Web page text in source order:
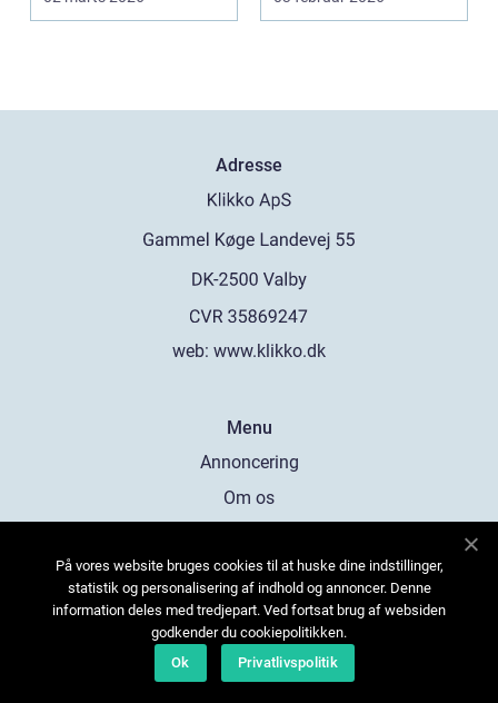
Adresse
web: www.klikko.dk
Menu
Annoncering
Om os
Kontakt os
Sitemap
På vores website bruges cookies til at huske dine indstillinger,
statistik og personalisering af indhold og annoncer. Denne
information deles med tredjepart. Ved fortsat brug af websiden
godkender du cookiepolitikken.
Ok
Privatlivspolitik